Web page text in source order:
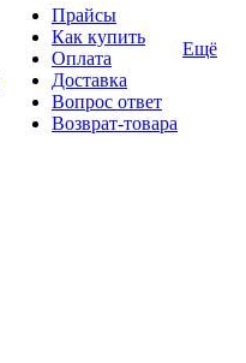
Прайсы
Как купить
Оплата
Доставка
Вопрос ответ
Возврат-товара
Ещё